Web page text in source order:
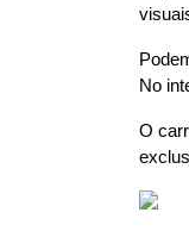
No
O